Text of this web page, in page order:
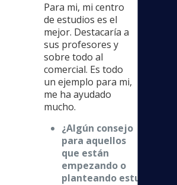
Para mi, mi centro
de estudios es el
mejor. Destacaría a
sus profesores y
sobre todo al
comercial. Es todo
un ejemplo para mi,
me ha ayudado
mucho.
¿Algún consejo
para aquellos
que están
empezando o
planteando estudiar